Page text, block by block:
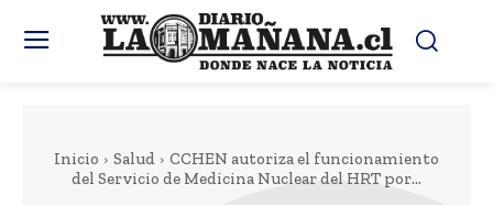
Inicio Salud
CCHEN autoriza el funcionamiento
del Servicio de Medicina Nuclear del HRT por...